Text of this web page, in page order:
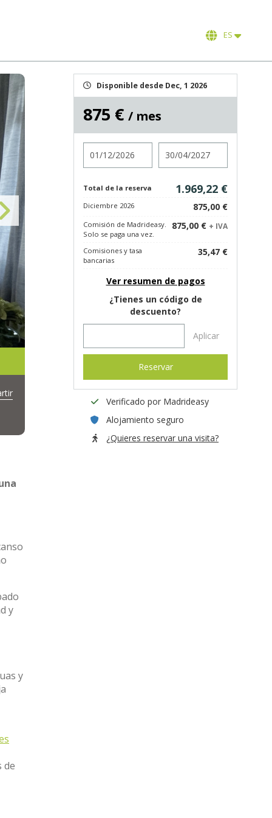
ES
y
y
de
Disponible desde Dec, 1 2026
875 € / mes
Total de la reserva 1.969,22 €
Diciembre 2026 875,00 €
Comisión de Madrideasy.
Solo se paga una vez.
875,00 € + IVA
Comisiones y tasa
bancarias
35,47 €
Ver resumen de pagos
¿Tienes un código de
descuento?
Aplicar
Reservar
Verificado por Madrideasy
Alojamiento seguro
¿Quieres reservar una visita?